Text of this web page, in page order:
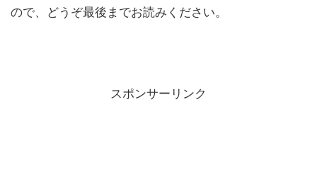
ので、どうぞ最後までお読みください。
スポンサーリンク